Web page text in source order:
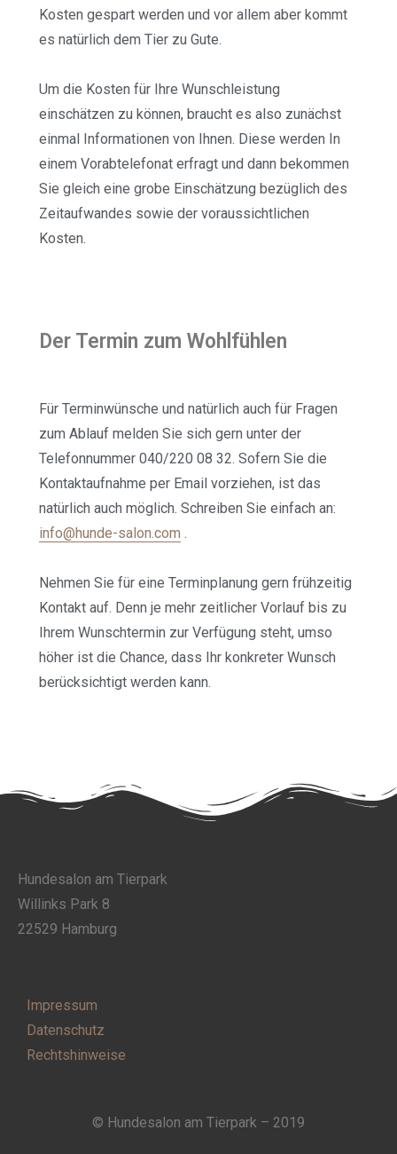
Kosten gespart werden und vor allem aber kommt
es natürlich dem Tier zu Gute.
Um die Kosten für Ihre Wunschleistung
einschätzen zu können, braucht es also zunächst
einmal Informationen von Ihnen. Diese werden In
einem Vorabtelefonat erfragt und dann bekommen
Sie gleich eine grobe Einschätzung bezüglich des
Zeitaufwandes sowie der voraussichtlichen
Kosten.
Der Termin zum Wohlfühlen
Für Terminwünsche und natürlich auch für Fragen
zum Ablauf melden Sie sich gern unter der
Telefonnummer 040/220 08 32. Sofern Sie die
Kontaktaufnahme per Email vorziehen, ist das
natürlich auch möglich. Schreiben Sie einfach an:
info@hunde-salon.com .
Nehmen Sie für eine Terminplanung gern frühzeitig
Kontakt auf. Denn je mehr zeitlicher Vorlauf bis zu
Ihrem Wunschtermin zur Verfügung steht, umso
höher ist die Chance, dass Ihr konkreter Wunsch
berücksichtigt werden kann.
Hundesalon am Tierpark
Willinks Park 8
22529 Hamburg
Impressum
Datenschutz
Rechtshinweise
© Hundesalon am Tierpark – 2019